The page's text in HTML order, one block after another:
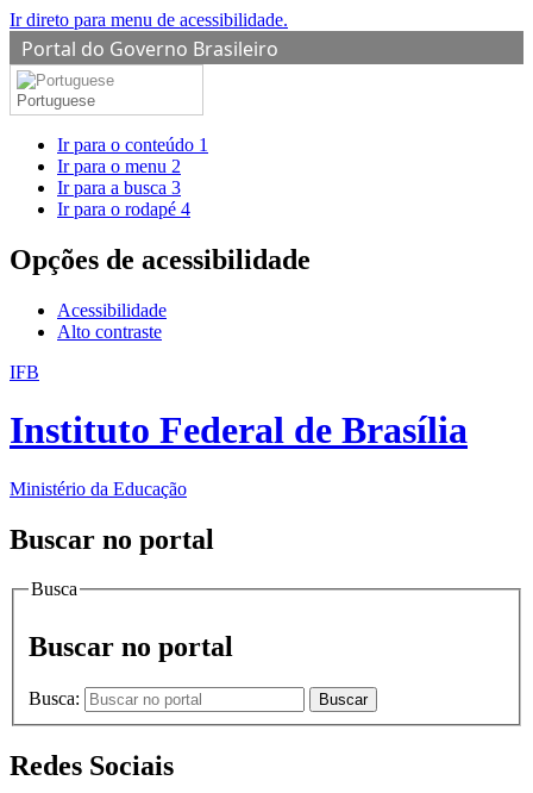
Ir direto para menu de acessibilidade.
Portal do Governo Brasileiro
Portuguese
Ir para o conteúdo 1
Ir para o menu 2
Ir para a busca 3
Ir para o rodapé 4
Opções de acessibilidade
Acessibilidade
Alto contraste
IFB
Instituto Federal de Brasília
Ministério da Educação
Buscar no portal
Busca
Buscar no portal
Busca: Buscar
Redes Sociais